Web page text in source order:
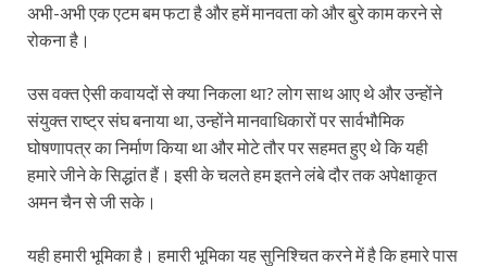
अभी-अभी एक एटम बम फटा है और हमें मानवता को और बुरे काम करने से
रोकना है।
उस वक्‍त ऐसी कवायदों से क्‍या निकला था? लोग साथ आए थे और उन्‍होंने
संयुक्‍त राष्‍ट्र संघ बनाया था, उन्‍होंने मानवाधिकारों पर सार्वभौमिक
घोषणापत्र का निर्माण किया था और मोटे तौर पर सहमत हुए थे कि यही
हमारे जीने के सिद्धांत हैं। इसी के चलते हम इतने लंबे दौर तक अपेक्षाकृत
अमन चैन से जी सके।
यही हमारी भूमिका है। हमारी भूमिका यह सुनिश्चित करने में है कि हमारे पास